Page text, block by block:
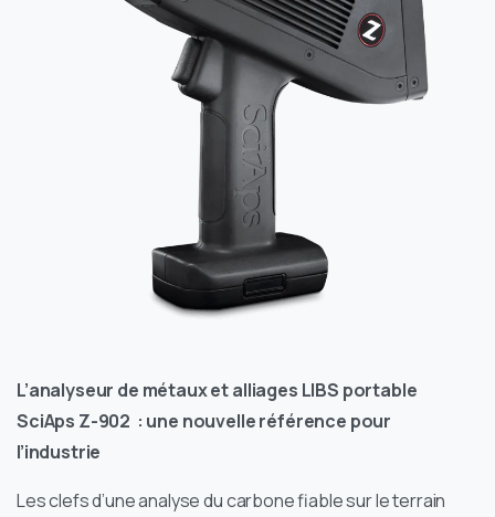
L’analyseur de métaux et alliages LIBS portable
SciAps Z-902 : une nouvelle référence pour
l’industrie
Les clefs d’une analyse du carbone fiable sur le terrain